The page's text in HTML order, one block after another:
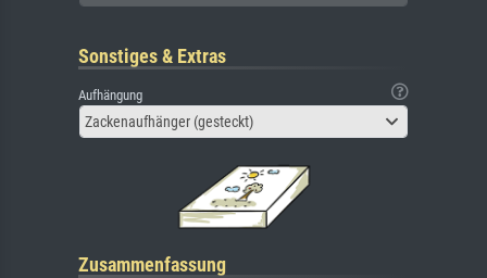
Sonstiges & Extras
Aufhängung
Zackenaufhänger (gesteckt)
Zusammenfassung